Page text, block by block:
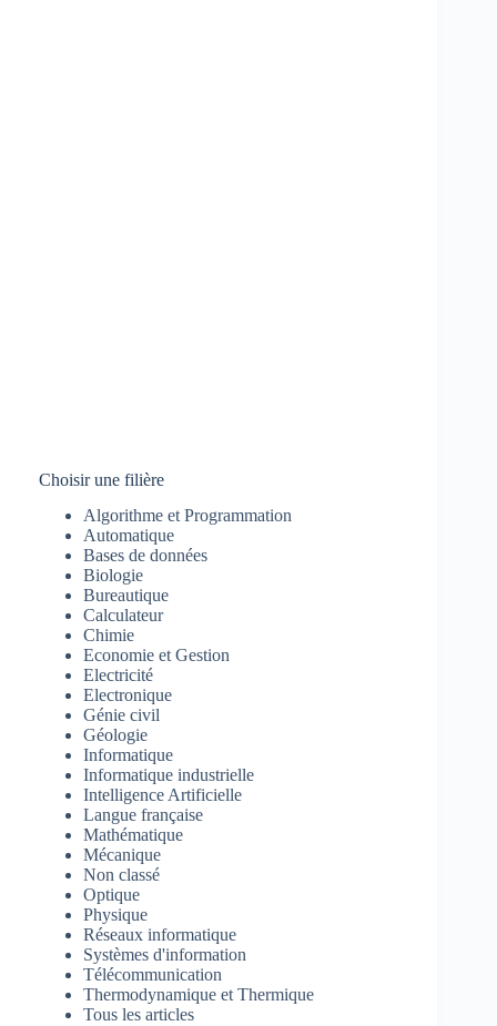
Choisir une filière
Algorithme et Programmation
Automatique
Bases de données
Biologie
Bureautique
Calculateur
Chimie
Economie et Gestion
Electricité
Electronique
Génie civil
Géologie
Informatique
Informatique industrielle
Intelligence Artificielle
Langue française
Mathématique
Mécanique
Non classé
Optique
Physique
Réseaux informatique
Systèmes d'information
Télécommunication
Thermodynamique et Thermique
Tous les articles